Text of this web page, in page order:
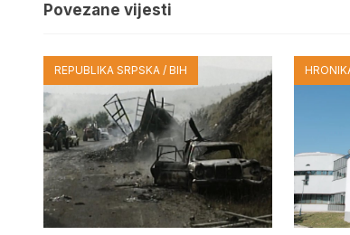
Povezane vijesti
REPUBLIKA SRPSKA / BIH